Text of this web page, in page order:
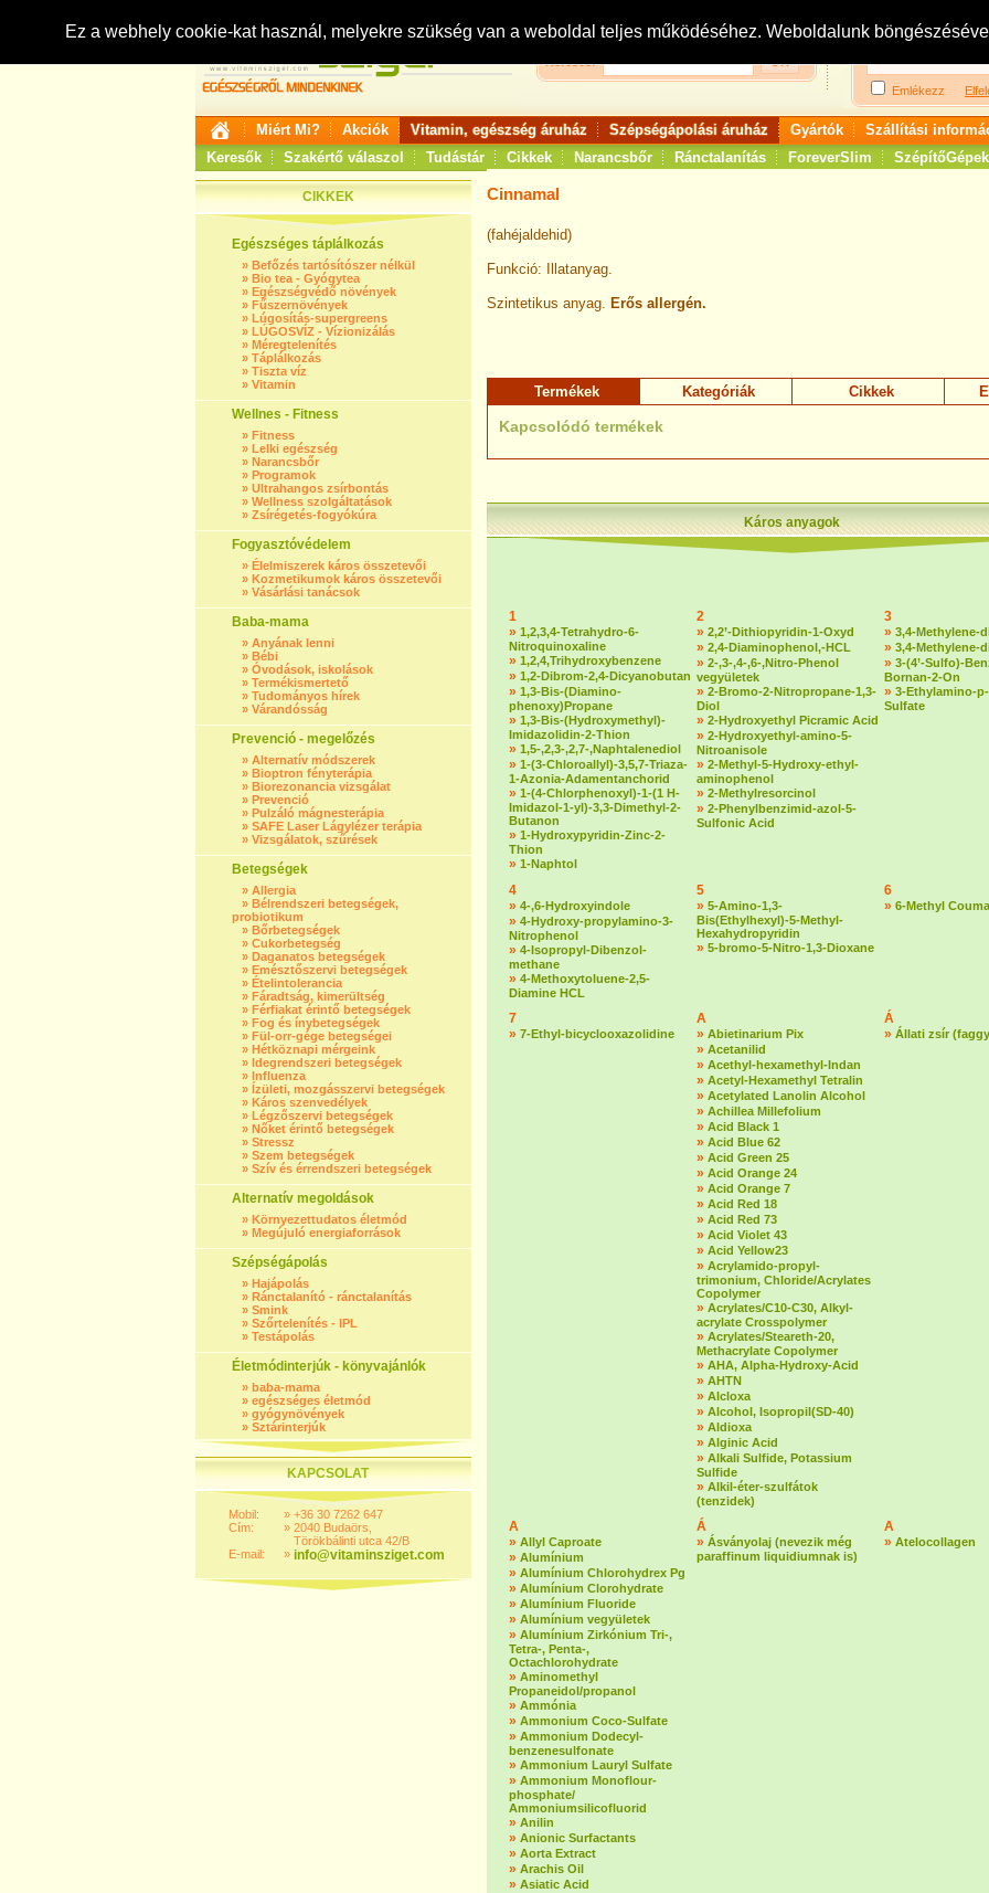
Ez a webhely cookie-kat használ, melyekre szükség van a weboldal teljes működéséhez. Weboldalunk
Keresés:
Bejelentkezés:
Emlékezz
Miért Mi? Akciók Vitamin, egészség áruház Szépségápolási áruház Gyártók
Szállítási
Keresők
Szakértő válaszol Tudástár Cikkek Narancsbőr Ránctalanítás ForeverSlim SzépítőGépek
CIKKEK
Egészséges táplálkozás
» Befőzés tartósítószer nélkül
» Bio tea - Gyógytea
» Egészségvédő növények
» Fűszernövények
» Lúgosítás-supergreens
» LÚGOSVÍZ - Vízionizálás
» Méregtelenítés
» Táplálkozás
» Tiszta víz
» Vitamin
Wellnes - Fitness
» Fitness
» Lelki egészség
» Narancsbőr
» Programok
» Ultrahangos zsírbontás
» Wellness szolgáltatások
» Zsírégetés-fogyókúra
Fogyasztóvédelem
» Élelmiszerek káros összetevői
» Kozmetikumok káros összetevői
» Vásárlási tanácsok
Baba-mama
» Anyának lenni
» Bébi
» Óvodások, iskolások
» Termékismertető
» Tudományos hírek
» Várandósság
Prevenció - megelőzés
» Alternatív módszerek
» Bioptron fényterápia
» Biorezonancia vizsgálat
» Prevenció
» Pulzáló mágnesterápia
» SAFE Laser Lágylézer terápia
» Vizsgálatok, szűrések
Betegségek
» Allergia
» Bélrendszeri betegségek,
probiotikum
» Bőrbetegségek
» Cukorbetegség
» Daganatos betegségek
» Emésztőszervi betegségek
» Ételintolerancia
» Fáradtság, kimerültség
» Férfiakat érintő betegségek
» Fog és ínybetegségek
» Fül-orr-gége betegségei
» Hétköznapi mérgeink
» Idegrendszeri betegségek
» Influenza
» Ízületi, mozgásszervi betegségek
» Káros szenvedélyek
» Légzőszervi betegségek
» Nőket érintő betegségek
» Stressz
» Szem betegségek
» Szív és érrendszeri betegségek
Alternatív megoldások
» Környezettudatos életmód
» Megújuló energiaforrások
Szépségápolás
» Hajápolás
» Ránctalanító - ránctalanítás
» Smink
» Szőrtelenítés - IPL
» Testápolás
Életmódinterjúk - könyvajánlók
» baba-mama
» egészséges életmód
» gyógynövények
» Sztárinterjúk
KAPCSOLAT
Mobil:
Cím:
E-mail:
»
»
»
+36 30 7262 647
2040 Budaörs,
Törökbálinti utca 42/B
info@vitaminsziget.com
Cinnamal
(fahéjaldehid)
Funkció: I llatanyag.
Szintetikus anyag. Erős allergén.
Termékek Kategóriák Cikkek
Kapcsolódó termékek
Káros anyagok
1
» 1,2,3,4-Tetrahydro-6-
Nitroquinoxaline
» 1,2,4,Trihydroxybenzene
» 1,2-Dibrom-2,4-Dicyanobutan
» 1,3-Bis-(Diamino-
phenoxy)Propane
» 1,3-Bis-(Hydroxymethyl)-
Imidazolidin-2-Thion
» 1,5-,2,3-,2,7-,Naphtalenediol
» 1-(3-Chloroallyl)-3,5,7-Triaza-
1-Azonia-Adamentanchorid
» 1-(4-Chlorphenoxyl)-1-(1 H-
Imidazol-1-yl)-3,3-Dimethyl-2-
Butanon
» 1-Hydroxypyridin-Zinc-2-
Thion
» 1-Naphtol
2
» 2,2’-Dithiopyridin-1-Oxyd
» 2,4-Diaminophenol,-HCL
» 2-,3-,4-,6-,Nitro-Phenol
vegyületek
» 2-Bromo-2-Nitropropane-1,3-
Diol
» 2-Hydroxyethyl Picramic Acid
» 2-Hydroxyethyl-amino-5-
Nitroanisole
» 2-Methyl-5-Hydroxy-ethyl-
aminophenol
» 2-Methylresorcinol
» 2-Phenylbenzimid-azol-5-
Sulfonic Acid
3
» 3,4-Methylene-
» 3,4-Methylene-
» 3-(4’-Sulfo)-
Bornan-2-On
» 3-Ethylamino-
Sulfate
4
» 4-,6-Hydroxyindole
» 4-Hydroxy-propylamino-3-
Nitrophenol
» 4-Isopropyl-Dibenzol-
methane
» 4-Methoxytoluene-2,5-
Diamine HCL
5
» 5-Amino-1,3-
Bis(Ethylhexyl)-5-Methyl-
Hexahydropyridin
» 5-bromo-5-Nitro-1,3-Dioxane
6
» 6-Methyl
7
» 7-Ethyl-bicyclooxazolidine
A
» Abietinarium Pix
» Acetanilid
» Acethyl-hexamethyl-Indan
» Acetyl-Hexamethyl Tetralin
» Acetylated Lanolin Alcohol
» Achillea Millefolium
» Acid Black 1
» Acid Blue 62
» Acid Green 25
» Acid Orange 24
» Acid Orange 7
» Acid Red 18
» Acid Red 73
» Acid Violet 43
» Acid Yellow23
» Acrylamido-propyl-
trimonium, Chloride/Acrylates
Copolymer
» Acrylates/C10-C30, Alkyl-
acrylate Crosspolymer
» Acrylates/Steareth-20,
Methacrylate Copolymer
» AHA, Alpha-Hydroxy-Acid
» AHTN
» Alcloxa
» Alcohol, Isopropil(SD-40)
» Aldioxa
» Alginic Acid
» Alkali Sulfide, Potassium
Sulfide
» Alkil-éter-szulfátok
(tenzidek)
Á
» Állati zsír
A
» Allyl Caproate
» Alumínium
» Alumínium Chlorohydrex Pg
» Alumínium Clorohydrate
» Alumínium Fluoride
» Alumínium vegyületek
» Alumínium Zirkónium Tri-,
Tetra-, Penta-,
Octachlorohydrate
» Aminomethyl
Propaneidol/propanol
» Ammónia
» Ammonium Coco-Sulfate
» Ammonium Dodecyl-
benzenesulfonate
» Ammonium Lauryl Sulfate
» Ammonium Monoflour-
phosphate/
Ammoniumsilicofluorid
» Anilin
» Anionic Surfactants
» Aorta Extract
» Arachis Oil
» Asiatic Acid
Á
» Ásványolaj (nevezik még
paraffinum liquidiumnak is)
A
» Atelocollagen